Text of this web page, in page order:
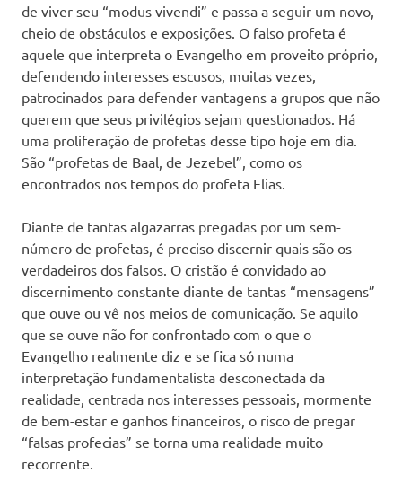
de viver seu “modus vivendi” e passa a seguir um novo,
cheio de obstáculos e exposições. O falso profeta é
aquele que interpreta o Evangelho em proveito próprio,
defendendo interesses escusos, muitas vezes,
patrocinados para defender vantagens a grupos que não
querem que seus privilégios sejam questionados. Há
uma proliferação de profetas desse tipo hoje em dia.
São “profetas de Baal, de Jezebel”, como os
encontrados nos tempos do profeta Elias.
Diante de tantas algazarras pregadas por um sem-
número de profetas, é preciso discernir quais são os
verdadeiros dos falsos. O cristão é convidado ao
discernimento constante diante de tantas “mensagens”
que ouve ou vê nos meios de comunicação. Se aquilo
que se ouve não for confrontado com o que o
Evangelho realmente diz e se fica só numa
interpretação fundamentalista desconectada da
realidade, centrada nos interesses pessoais, mormente
de bem-estar e ganhos financeiros, o risco de pregar
“falsas profecias” se torna uma realidade muito
recorrente.